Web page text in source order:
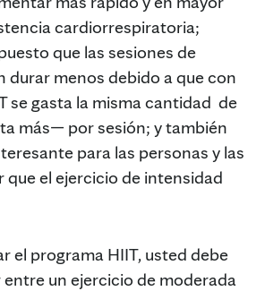
cardiorrespiratoria;
que las sesiones de
durar menos debido a que con
se gasta la misma cantidad de
más— por sesión; y también
para las personas y las
que el ejercicio de intensidad
el programa HIIT, usted debe
un ejercicio de moderada